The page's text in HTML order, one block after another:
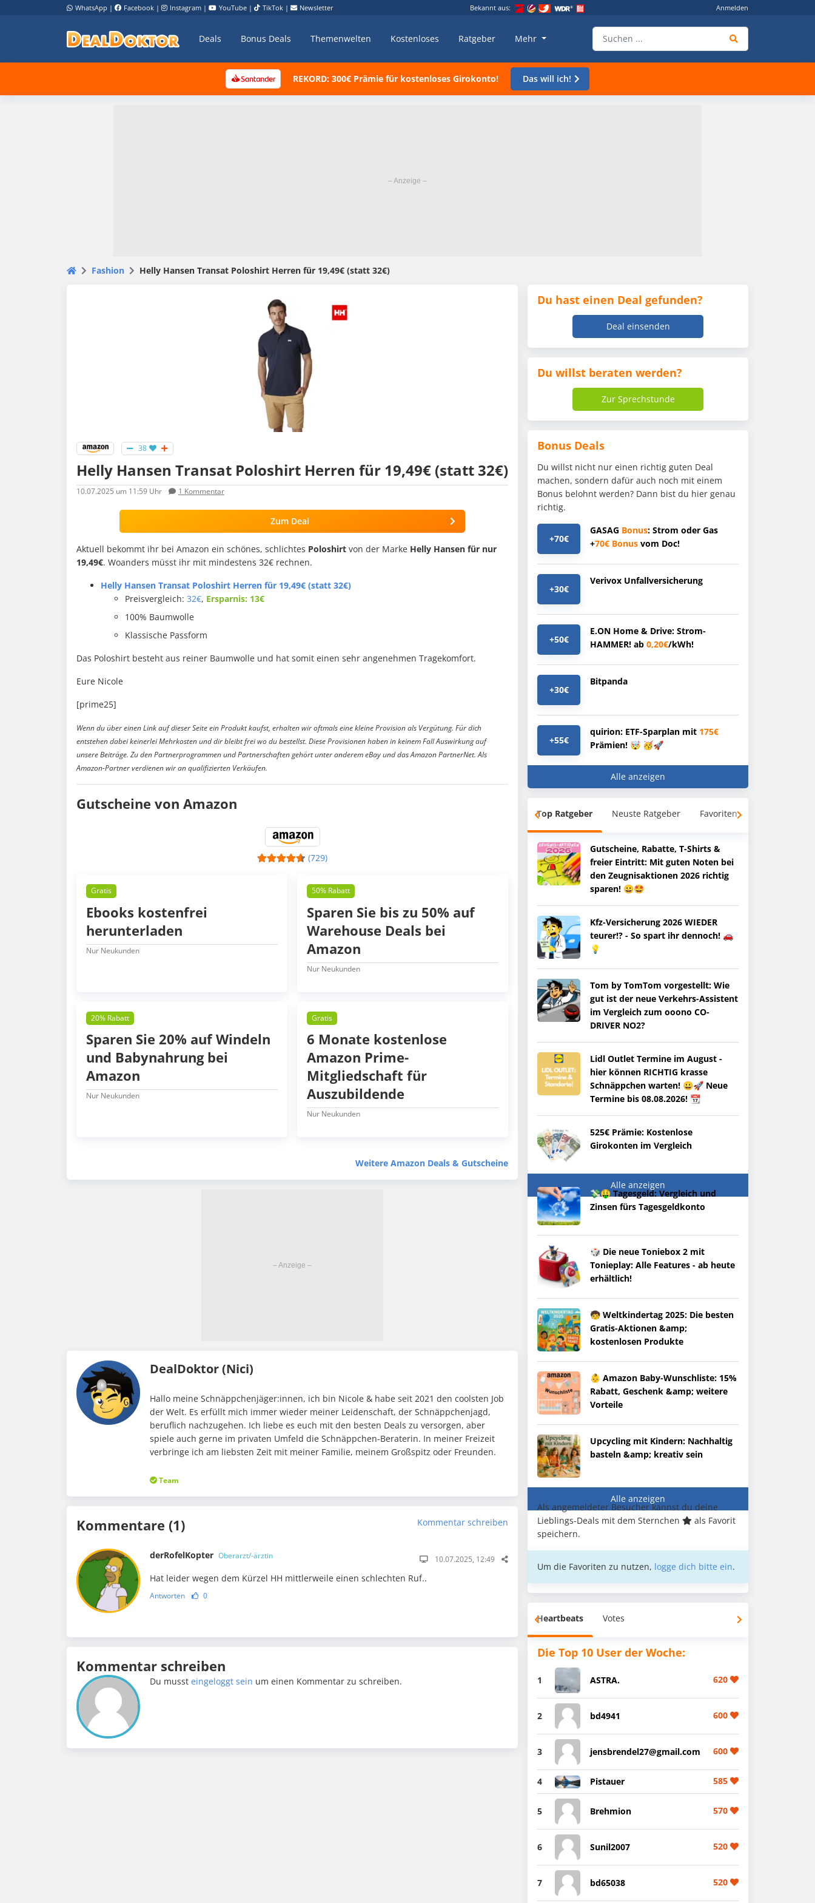
WhatsApp | Facebook | Instagram | YouTube | TikTok | Newsletter Bekannt aus: Anmelden
Deals Bonus Deals Themenwelten Kostenloses Ratgeber Mehr
REKORD: 300€ Prämie für kostenloses Girokonto! Das will ich!
Fashion Helly Hansen Transat Poloshirt Herren für 19,49€ (statt 32€)
38
Helly Hansen Transat Poloshirt Herren für 19,49€ (statt 32€)
10.07.2025 um 11:59 Uhr 1 Kommentar
Zum Deal
Aktuell bekommt ihr bei Amazon ein schönes, schlichtes Poloshirt von der Marke Helly Hansen für nur
19,49€. Woanders müsst ihr mit mindestens 32€ rechnen.
Helly Hansen Transat Poloshirt Herren für 19,49€ (statt 32€)
Preisvergleich: 32€, Ersparnis: 13€
100% Baumwolle
Klassische Passform
Das Poloshirt besteht aus reiner Baumwolle und hat somit einen sehr angenehmen Tragekomfort.
Eure Nicole
[prime25]
Wenn du über einen Link auf dieser Seite ein Produkt kaufst, erhalten wir oftmals eine kleine Provision als Vergütung. Für dich
entstehen dabei keinerlei Mehrkosten und dir bleibt frei wo du bestellst. Diese Provisionen haben in keinem Fall Auswirkung auf
unsere Beiträge. Zu den Partnerprogrammen und Partnerschaften gehört unter anderem eBay und das Amazon PartnerNet. Als
Amazon-Partner verdienen wir an qualifizierten Verkäufen.
Gutscheine von Amazon
(729)
Gratis
Ebooks kostenfrei
herunterladen
Nur Neukunden
50% Rabatt
Sparen Sie bis zu 50% auf
Warehouse Deals bei
Amazon
Nur Neukunden
20% Rabatt
Sparen Sie 20% auf Windeln
und Babynahrung bei
Amazon
Nur Neukunden
Gratis
6 Monate kostenlose
Amazon Prime-
Mitgliedschaft für
Auszubildende
Nur Neukunden
Weitere Amazon Deals & Gutscheine
DealDoktor (Nici)
Hallo meine Schnäppchenjäger:innen, ich bin Nicole & habe seit 2021 den coolsten Job
der Welt. Es erfüllt mich immer wieder meiner Leidenschaft, der Schnäppchenjagd,
beruflich nachzugehen. Ich liebe es euch mit den besten Deals zu versorgen, aber
spiele auch gerne im privaten Umfeld die Schnäppchen-Beraterin. In meiner Freizeit
verbringe ich am liebsten Zeit mit meiner Familie, meinem Großspitz oder Freunden.
Team
Kommentare (1) Kommentar schreiben
derRofelKopter Oberarzt/-ärztin 10.07.2025, 12:49
Hat leider wegen dem Kürzel HH mittlerweile einen schlechten Ruf..
Antworten 0
Kommentar schreiben
Du mussteingeloggt sein um einen Kommentar zu schreiben.
Du hast einen Deal gefunden?
Deal einsenden
Du willst beraten werden?
Zur Sprechstunde
Bonus Deals
Du willst nicht nur einen richtig guten Deal
machen, sondern dafür auch noch mit einem
Bonus belohnt werden? Dann bist du hier genau
richtig.
+70€
GASAG Bonus: Strom oder Gas
+70€ Bonus vom Doc!
+30€
Verivox Unfallversicherung
+50€
E.ON Home & Drive: Strom-
HAMMER! ab 0,20€/kWh!
+30€
Bitpanda
+55€
quirion: ETF-Sparplan mit 175€
Prämien! 🤯 🥳🚀
Alle anzeigen
Top Ratgeber Neuste Ratgeber Favoriten
Gutscheine, Rabatte, T-Shirts &
freier Eintritt: Mit guten Noten bei
den Zeugnisaktionen 2026 richtig
sparen! 😀🤩
Kfz-Versicherung 2026 WIEDER
teurer!? - So spart ihr dennoch! 🚗
💡
Tom by TomTom vorgestellt: Wie
gut ist der neue Verkehrs-Assistent
im Vergleich zum ooono CO-
DRIVER NO2?
Lidl Outlet Termine im August -
hier können RICHTIG krasse
Schnäppchen warten! 😀🚀 Neue
Termine bis 08.08.2026! 📆
525€ Prämie: Kostenlose
Girokonten im Vergleich
Alle anzeigen
💸🤑 Tagesgeld: Vergleich und
Zinsen fürs Tagesgeldkonto
🎲 Die neue Toniebox 2 mit
Tonieplay: Alle Features - ab heute
erhältlich!
🧒 Weltkindertag 2025: Die besten
Gratis-Aktionen &amp;
kostenlosen Produkte
👶 Amazon Baby-Wunschliste: 15%
Rabatt, Geschenk &amp; weitere
Vorteile
Upcycling mit Kindern: Nachhaltig
basteln &amp; kreativ sein
Alle anzeigen
Als angemeldeter Besucher kannst du deine
Lieblings-Deals mit dem Sternchen
als Favorit
speichern.
Um die Favoriten zu nutzen, logge dich bitte ein.
Heartbeats Votes
Die Top 10 User der Woche:
1 ASTRA. 620
2 bd4941 600
3 jensbrendel27@gmail.com 600
4 Pistauer 585
5 Brehmion 570
6 Sunil2007 520
7 bd65038 520